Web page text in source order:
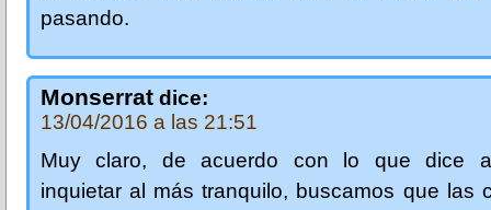
pasando.
Monserrat dice:
13/04/2016 a las 21:51
Muy claro, de acuerdo con lo que dice
inquietar al más tranquilo, buscamos que las